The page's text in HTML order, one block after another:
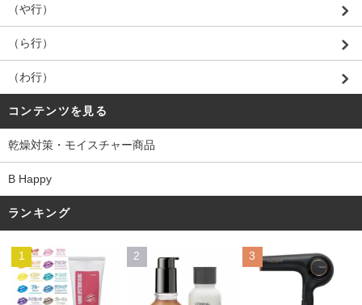
（や行）
（ら行）
（わ行）
コンテンツを見る
乾燥対策・モイスチャー商品
B Happy
ランキング
1 2 3